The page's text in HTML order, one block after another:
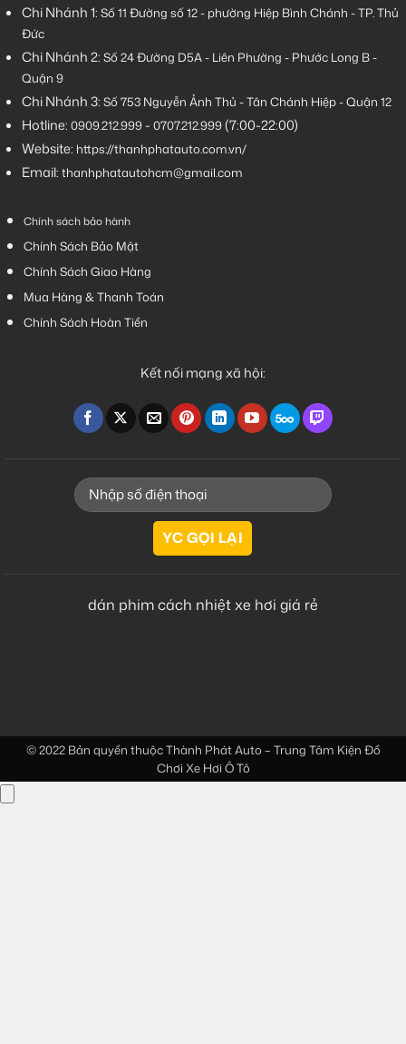
Chi Nhánh 1: Số 11 Đường số 12 - phường Hiệp Bình Chánh - TP. Thủ
Đức
Chi Nhánh 2: Số 24 Đường D5A - Liên Phường - Phước Long B -
Quận 9
Chi Nhánh 3: Số 753Nguyễn Ảnh Thủ - Tân Chánh Hiệp - Quận 12
Hotline: 0909.212.999- 0707.212.999(7:00-22:00)
Website: https://thanhphatauto.com.vn/
Email: thanhphatautohcm@gmail.com
Chính sách bảo hành
Chính Sách Bảo Mật
Chính Sách Giao Hàng
Mua Hàng & Thanh Toán
Chính Sách Hoàn Tiền
Kết nối mạng xã hội:
dán phim cách nhiệt xe hơi giá rẻ
© 2022 Bản quyền thuộcThành Phát Auto – Trung Tâm Kiện Đồ
Chơi Xe Hơi Ô Tô